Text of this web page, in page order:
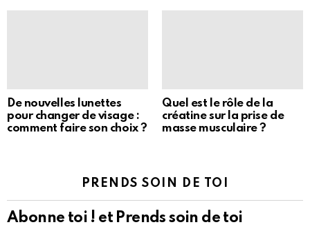
De nouvelles lunettes
pour changer de visage :
comment faire son choix ?
Quel est le rôle de la
créatine sur la prise de
masse musculaire ?
PRENDS SOIN DE TOI
Abonne toi ! et Prends soin de toi